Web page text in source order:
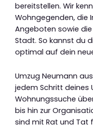
bereitstellen. Wir
Wohngegenden, die
Angeboten sowie
Stadt. So kannst du
optimal auf dein
Umzug Neumann
jedem Schritt deines
Wohnungssuche
bis hin zur
sind mit Rat und Tat